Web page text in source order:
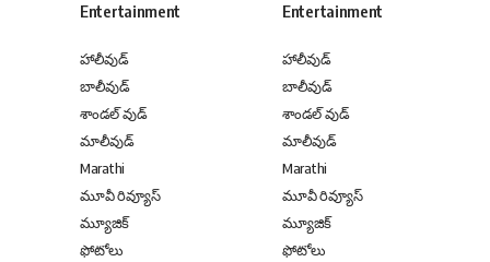
Entertainment
హాలీవుడ్
బాలీవుడ్
శాండల్ వుడ్
మాలీవుడ్
Marathi
మూవీ రివ్యూస్
మ్యూజిక్
ఫోటోలు
Entertainment
హాలీవుడ్
బాలీవుడ్
శాండల్ వుడ్
మాలీవుడ్
Marathi
మూవీ రివ్యూస్
మ్యూజిక్
ఫోటోలు